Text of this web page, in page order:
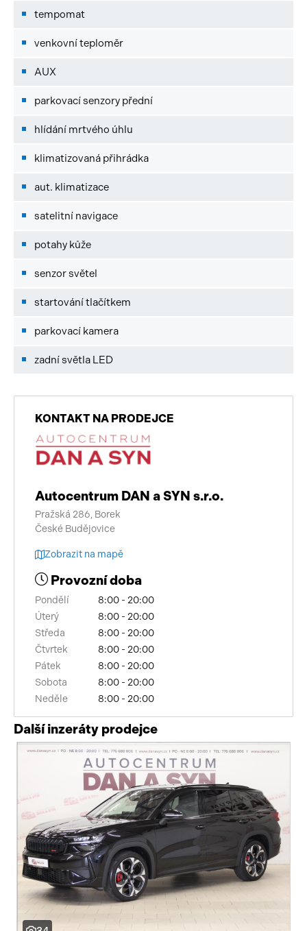
tempomat
venkovní teploměr
AUX
parkovací senzory přední
hlídání mrtvého úhlu
klimatizovaná přihrádka
aut. klimatizace
satelitní navigace
potahy kůže
senzor světel
startování tlačítkem
parkovací kamera
zadní světla LED
KONTAKT NA PRODEJCE
Autocentrum DAN a SYN s.r.o.
Pražská 286, Borek
České Budějovice
Zobrazit na mapě
Provozní doba
Pondělí
8:00 - 20:00
Úterý
8:00 - 20:00
Středa
8:00 - 20:00
Čtvrtek
8:00 - 20:00
Pátek
8:00 - 20:00
Sobota
8:00 - 20:00
Neděle
8:00 - 20:00
Další inzeráty prodejce